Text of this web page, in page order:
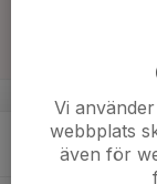
17:30
19:00
Vi
webbplats
även för